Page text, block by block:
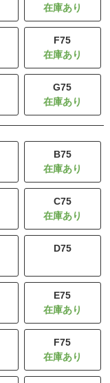
F75
G75
B75
C75
D75
E75
F75